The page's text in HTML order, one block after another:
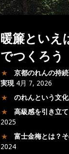
暖簾といえ
でつくろう
京都のれんの持
実現 4月 7, 2026
のれんという文
高級感を引き立
2025
富士金梅とは？
2024